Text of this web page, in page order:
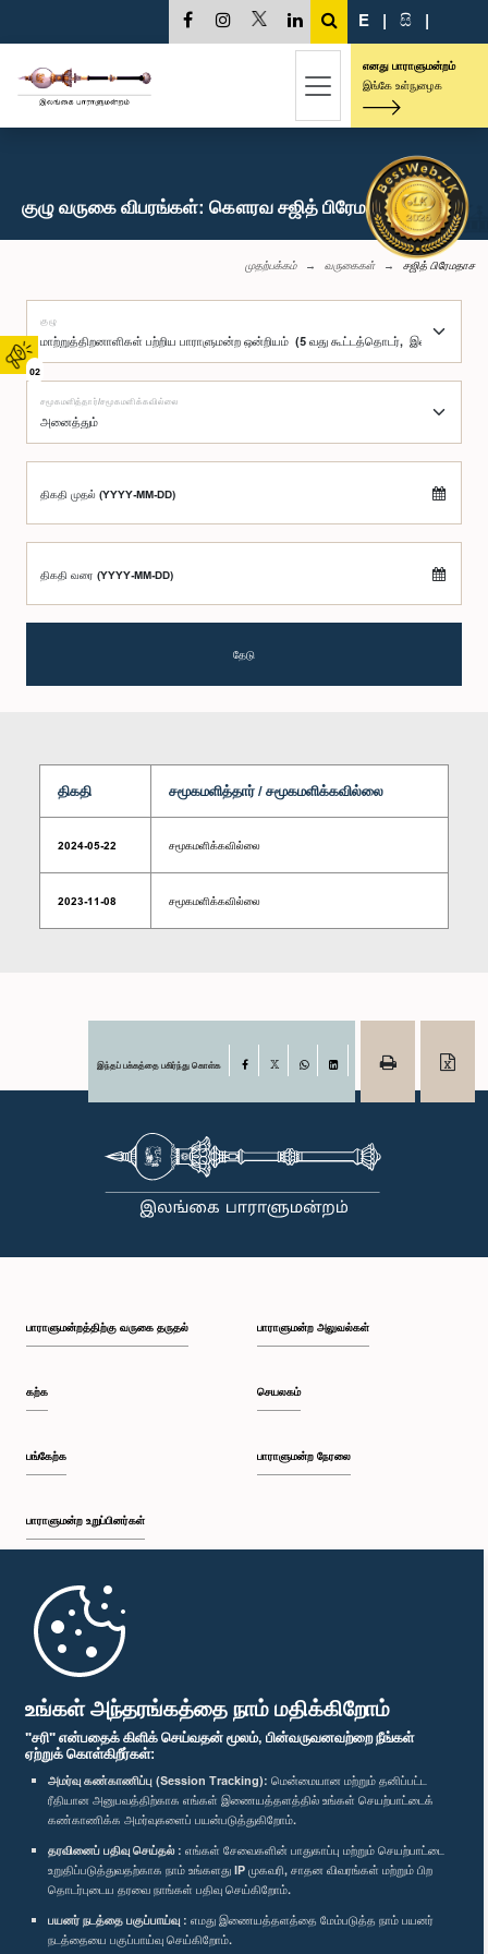
உங்கள் அந்தரங்கத்தை நாம் மதிக்கிறோம்
"சரி" என்பதைக் கிளிக் செய்வதன் மூலம், பின்வருவனவற்றை நீங்கள்
ஏற்றுக் கொள்கிறீர்கள்:
அமர்வு கண்காணிப்பு (Session Tracking): மென்மையான மற்றும் தனிப்பட்ட
ரீதியான அனுபவத்திற்காக எங்கள் இணையத்தளத்தில் உங்கள் செயற்பாட்டைக்
கண்காணிக்க அமர்வுகளைப் பயன்படுத்துகிறோம்.
தரவினைப் பதிவு செய்தல் : எங்கள் சேவைகளின் பாதுகாப்பு மற்றும் செயற்பாட்டை
உறுதிப்படுத்துவதற்காக நாம் உங்களது IP முகவரி, சாதன விவரங்கள் மற்றும் பிற
தொடர்புடைய தரவை நாங்கள் பதிவு செய்கிறோம்.
பயனர் நடத்தை பகுப்பாய்வு : எமது இணையத்தளத்தை மேம்படுத்த நாம் பயனர்
நடத்தையை பகுப்பாய்வு செய்கிறோம்.
02
E | සි |
எனது பாராளுமன்றம்
இங்கே உள்நுழைக
குழு வருகை விபரங்கள்: கௌரவ சஜித் பிரேமதாச, பா.உ.
முதற்பக்கம் வருகைகள் சஜித் பிரேமதாச
குழு
சமூகமளித்தார்/சமூகமளிக்கவில்லை
திகதி முதல் (YYYY-MM-DD)
திகதி வரை (YYYY-MM-DD)
தேடு
திகதி சமூகமளித்தார் / சமூகமளிக்கவில்லை
2024-05-22 சமூகமளிக்கவில்லை
2023-11-08 சமூகமளிக்கவில்லை
இந்தப் பக்கத்தை பகிர்ந்து கொள்க Facebook
பாராளுமன்றத்திற்கு வருகை தருதல்
கற்க
பங்கேற்க
பாராளுமன்ற உறுப்பினர்கள்
முதற்பக்கம்
பாராளுமன்ற அலுவல்கள்
செயலகம்
பாராளுமன்ற நேரலை
பாராளுமன்ற கையடக்க செயலி
எம்மை பின்தொடர்க :
விருதுகள்
தனியுரிமைக் கொள்கை